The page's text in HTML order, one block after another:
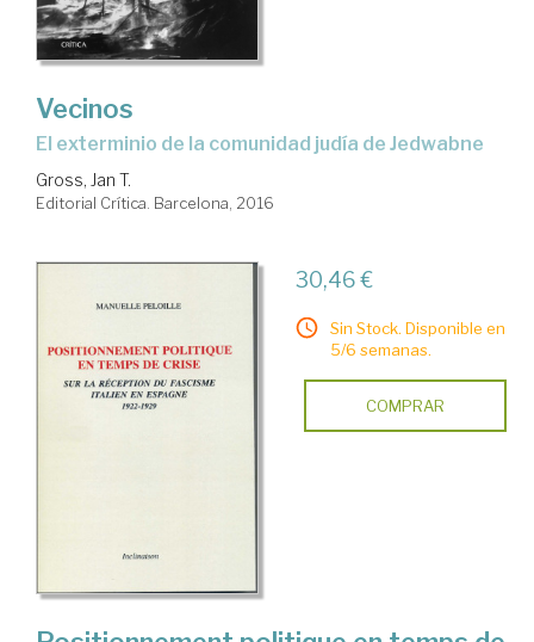
Vecinos
el exterminio de la comunidad judía de Jedwabne
Gross, Jan T.
Editorial Crítica. Barcelona, 2016
30,46 €
Sin Stock. Disponible en
5/6 semanas.
COMPRAR